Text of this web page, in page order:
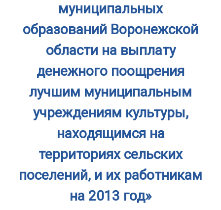
муниципальных
образований Воронежской
области на выплату
денежного поощрения
лучшим муниципальным
учреждениям культуры,
находящимся на
территориях сельских
поселений, и их работникам
на 2013 год»